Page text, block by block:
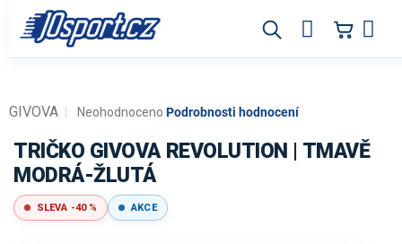
obsah
Průměrné
produktu
je
0,0
z
5
Neohodnoceno Podrobnosti hodnocení
GIVOVA
TRIČKO GIVOVA REVOLUTION | TMAVĚ
MODRÁ-ŽLUTÁ
SLEVA -40 % AKCE